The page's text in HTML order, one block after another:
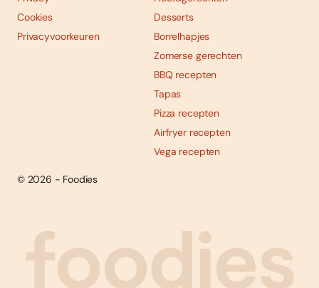
Abonneren
Bestellen
Cookies
Privacyvoorkeuren
Desserts
Borrelhapjes
Zomerse gerechten
BBQ recepten
Tapas
Pizza recepten
Airfryer recepten
Vega recepten
© 2026 - Foodies